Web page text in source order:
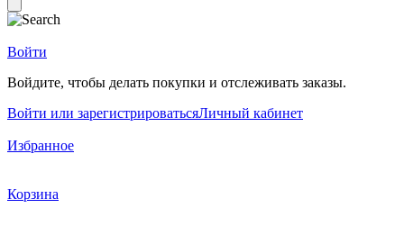
Войти
Войдите, чтобы делать покупки и отслеживать заказы.
Войти или зарегистрироватьсяЛичный кабинет
Избранное
Корзина